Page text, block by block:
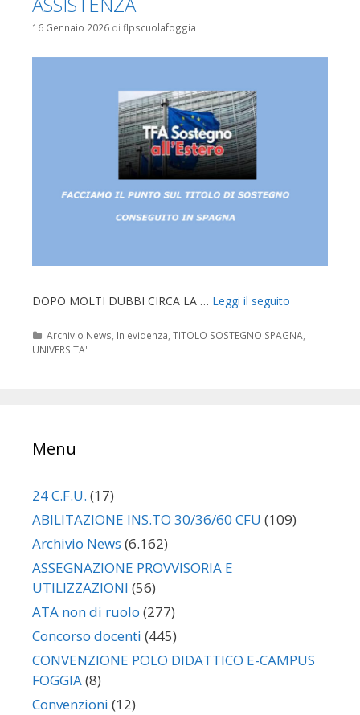
16 Gennaio 2026 di flpscuolafoggia
DOPO MOLTI DUBBI CIRCA LA … Leggi il seguito
Categorie
Archivio News, In evidenza, TITOLO SOSTEGNO SPAGNA,
UNIVERSITA'
Menu
24 C.F.U. (17)
ABILITAZIONE INS.TO 30/36/60 CFU (109)
Archivio News (6.162)
ASSEGNAZIONE PROVVISORIA E
UTILIZZAZIONI (56)
ATA non di ruolo (277)
Concorso docenti (445)
CONVENZIONE POLO DIDATTICO E-CAMPUS
FOGGIA(8)
Convenzioni (12)